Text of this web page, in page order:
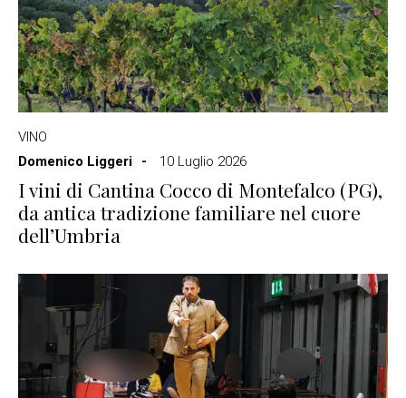
VINO
Domenico Liggeri
10 Luglio 2026
I vini di Cantina Cocco di Montefalco (PG),
da antica tradizione familiare nel cuore
dell’Umbria